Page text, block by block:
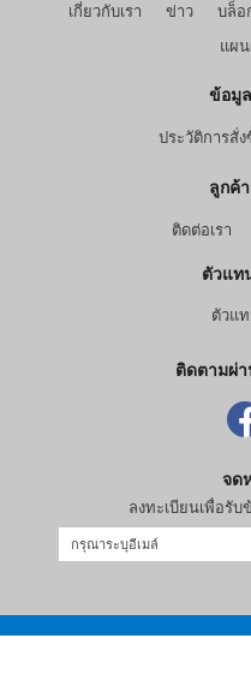
เกี่ยวกับเรา ข่าว บล็อ
แผน
ข้อมู
ประวัติการสั่ง
ลูกค้
ติดต่อเรา
ตัวแท
ตัวแ
ติดตามผ่
จด
ลงทะเบียนเพื่อรั